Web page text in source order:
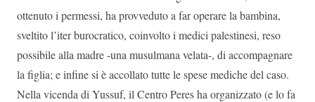
ottenuto i permessi, ha provveduto a far operare la bambina,
sveltito l’iter burocratico, coinvolto i medici palestinesi, reso
possibile alla madre -una musulmana velata-, di accompagnare
la figlia; e infine si è accollato tutte le spese mediche del caso.
Nella vicenda di Yussuf, il Centro Peres ha organizzato (e lo fa